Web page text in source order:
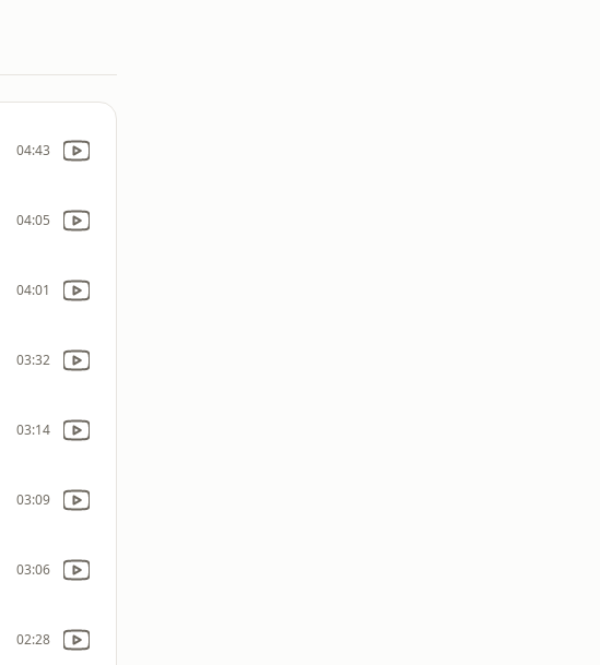
04:43
04:05
04:01
03:32
03:14
03:09
03:06
02:28